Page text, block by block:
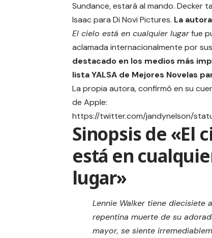
Sundance, estará al mando. Decker
Isaac para Di Novi Pictures. La
El cielo está en cualquier lugarfue
aclamada internacionalmente por
destacado en los medios más
lista YALSA de Mejores Novelas
La propia autora, confirmó en su
de Apple:
https://twitter.com/jandynelson/
Sinopsis de «El
está en
lugar»
Lennie Walker tiene diecisiete
repentina muerte de su
mayor, se siente